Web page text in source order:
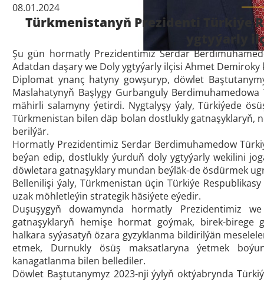
08.01.2024
Türkmenistanyň Prezidenti Türkiýe
ygtyýarly
Şu gün hormatly Prezidentimiz Serdar
Adatdan daşary we Doly ygtyýarly ilçisi Ahmet Demiroky
Diplomat ynanç hatyny gowşuryp, döwlet
Maslahatynyň Başlygy Gurbanguly
mähirli salamyny ýetirdi. Nygtalyşy ýaly, Türkiýede
Türkmenistan bilen däp bolan dostlukly gatnaşyklaryň,
berilýär.
Hormatly Prezidentimiz Serdar Berdimuhamedow
beýan edip, dostlukly ýurduň doly ygtyýarly wekilini
döwletara gatnaşyklary mundan beýläk-de ösdürmek
Bellenilişi ýaly, Türkmenistan üçin Türkiýe
uzak möhletleýin strategik häsiýete eýedir.
Duşuşygyň dowamynda hormatly Prezidentimiz
gatnaşyklaryň hemişe hormat goýmak, birek-birege
halkara syýasatyň özara gyzyklanma bildirilýän
etmek, Durnukly ösüş maksatlaryna ýetmek
kanagatlanma bilen bellediler.
Döwlet Baştutanymyz 2023-nji ýylyň oktýabrynda